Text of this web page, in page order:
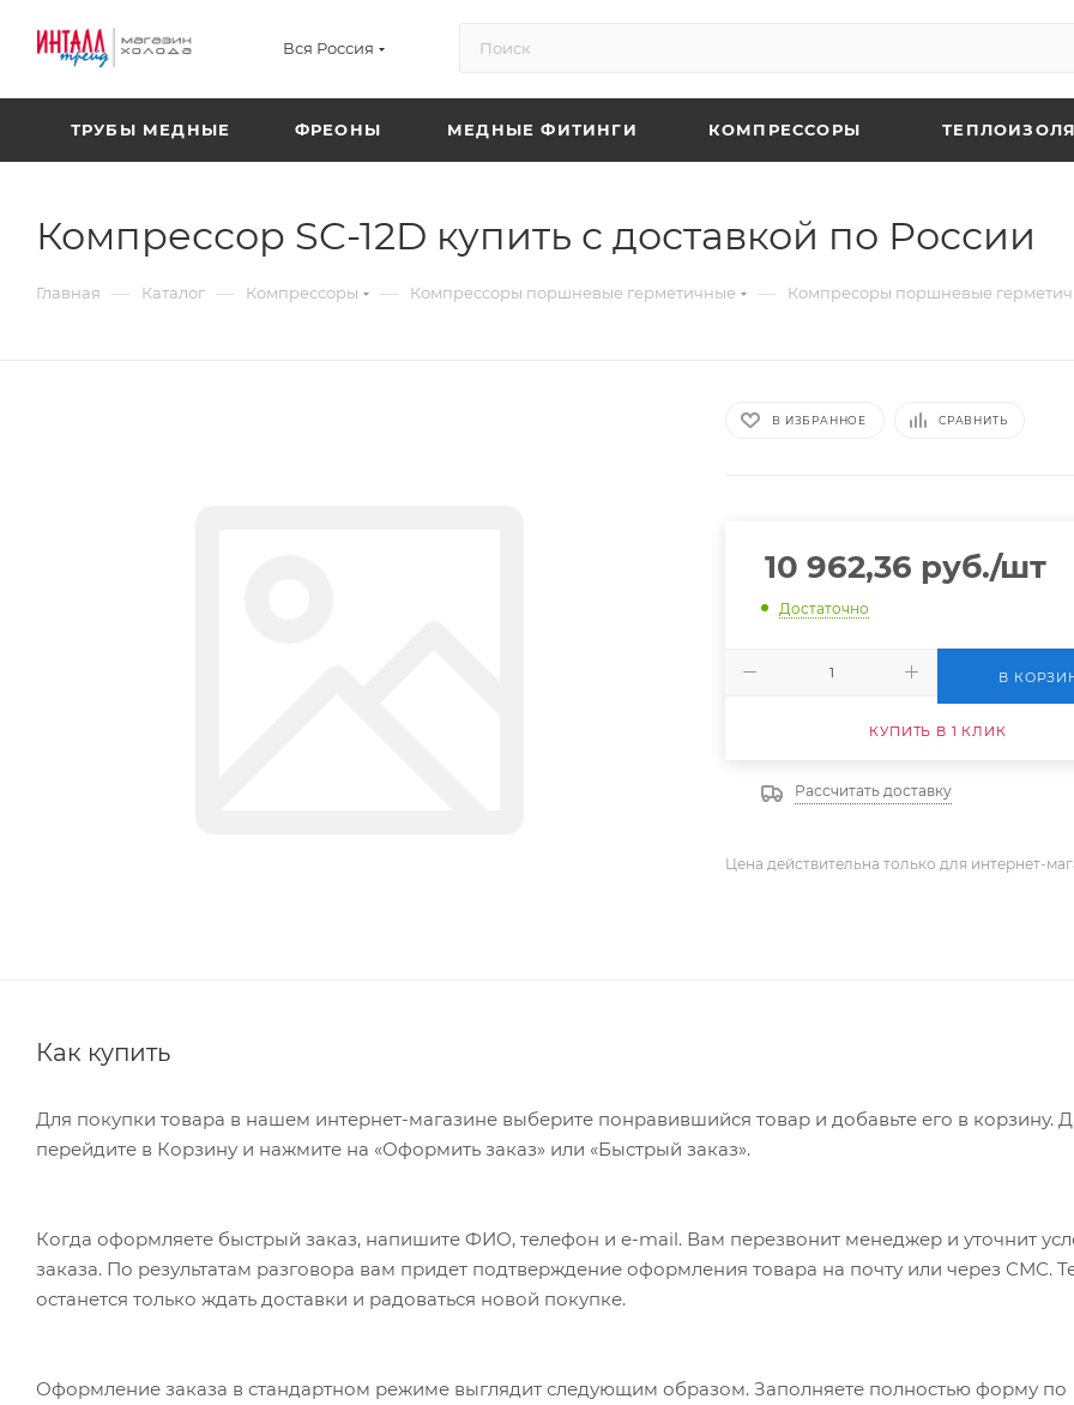
Вся Россия
ТРУБЫ МЕДНЫЕ ФРЕОНЫ МЕДНЫЕ ФИТИНГИ КОМПРЕССОРЫ
Компрессор SC-12D купить с доставкой по России
Главная — Каталог — Компрессоры — Компрессоры поршневые герметичные — Компресоры поршневые
В ИЗБРАННОЕ СРАВНИТЬ
10 962,36 руб./шт
Достаточно
В
КУПИТЬ В 1 КЛИК
Рассчитать доставку
Цена действительна только для интернет-
Как купить
Для покупки товара в нашем интернет-магазине выберите понравившийся товар и добавьте его в корзину.
перейдите в Корзину и нажмите на «Оформить заказ» или «Быстрый заказ».
Когда оформляете быстрый заказ, напишите ФИО, телефон и e-mail. Вам перезвонит менеджер и уточнит
заказа. По результатам разговора вам придет подтверждение оформления товара на почту или через СМС.
останется только ждать доставки и радоваться новой покупке.
Оформление заказа в стандартном режиме выглядит следующим образом. Заполняете полностью форму по